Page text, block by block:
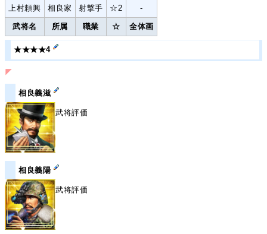
武将名 所属 職業 ☆ 全体画
上村頼興 相良家 射撃手 ☆2 -
★★★★4
◤
相良義滋
武将評価
相良義陽
武将評価